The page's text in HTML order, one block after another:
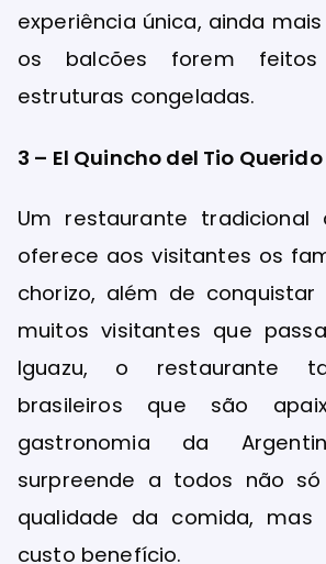
experiência única, ainda
os balcões forem
estruturas congeladas.
3 – El Quincho del Tio Querido
Um restaurante tradicional
oferece aos visitantes os
chorizo, além de
muitos visitantes que
Iguazu, o restaurante
brasileiros que são
gastronomia da
surpreende a todos não
qualidade da comida,
custo benefício.